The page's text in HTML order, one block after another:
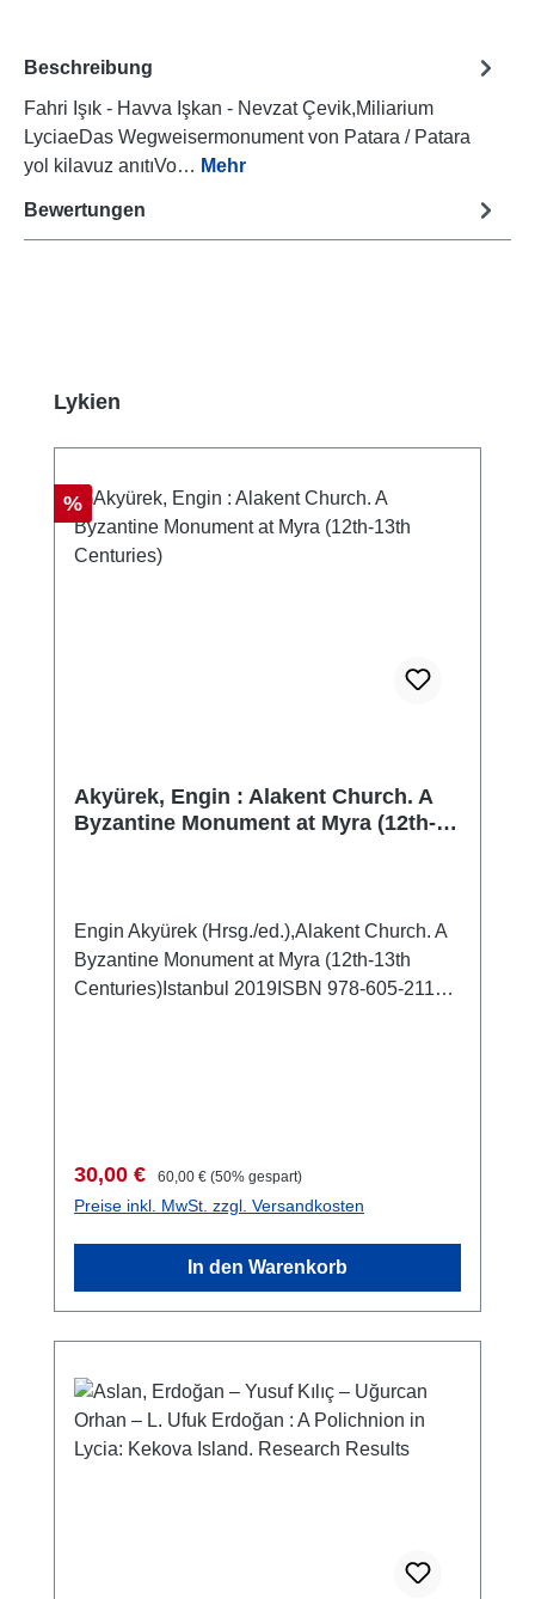
Beschreibung
Fahri Işık - Havva Işkan - Nevzat Çevik,Miliarium
LyciaeDas Wegweisermonument von Patara / Patara
yol kilavuz anıtıVo… Mehr
Bewertungen
Produktgalerie überspringen
Lykien
Rabatt
%
Akyürek, Engin : Alakent Church. A
Byzantine Monument at Myra (12th-
Engin Akyürek (Hrsg./ed.),Alakent Church. A
Byzantine Monument at Myra (12th-13th
Centuries)Istanbul 2019ISBN 978-605-2116-
Verkaufspreis:
30,00 € Regulärer Preis:
60,00 € (50% gespart)
Preise inkl. MwSt. zzgl. Versandkosten
In den Warenkorb